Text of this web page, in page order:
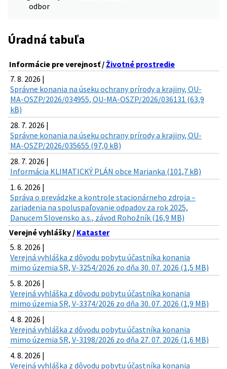
odbor
Úradná tabuľa
Informácie pre verejnosť / Životné prostredie
7. 8. 2026 |
Správne konania na úseku ochrany prírody a krajiny, OU-
MA-OSZP/2026/034955, OU-MA-OSZP/2026/036131 (63,9
kB)
28. 7. 2026 |
Správne konania na úseku ochrany prírody a krajiny, OU-
MA-OSZP/2026/035655 (97,0 kB)
28. 7. 2026 |
Informácia KLIMATICKÝ PLÁN obce Marianka (101,7 kB)
1. 6. 2026 |
Správa o prevádzke a kontrole stacionárneho zdroja –
zariadenia na spoluspaľovanie odpadov za rok 2025,
Danucem Slovensko a.s., závod Rohožník (16,9 MB)
Verejné vyhlášky / Kataster
5. 8. 2026 |
Verejná vyhláška z dôvodu pobytu účastníka konania
mimo územia SR, V-3254/2026 zo dňa 30. 07. 2026 (1,5 MB)
5. 8. 2026 |
Verejná vyhláška z dôvodu pobytu účastníka konania
mimo územia SR, V-3374/2026 zo dňa 30. 07. 2026 (1,9 MB)
4. 8. 2026 |
Verejná vyhláška z dôvodu pobytu účastníka konania
mimo územia SR, V-3198/2026 zo dňa 27. 07. 2026 (1,6 MB)
4. 8. 2026 |
Verejná vyhláška z dôvodu pobytu účastníka konania